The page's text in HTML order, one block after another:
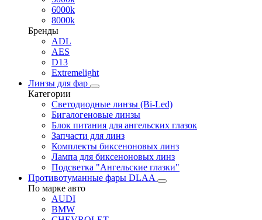
6000k
8000k
Бренды
ADL
AES
D13
Extremelight
Линзы для фар
Категории
Светодиодные линзы (Bi-Led)
Бигалогеновые линзы
Блок питания для ангельских глазок
Запчасти для линз
Комплекты биксеноновых линз
Лампа для биксеноновых линз
Подсветка "Ангельские глазки"
Противотуманные фары DLAA
По марке авто
AUDI
BMW